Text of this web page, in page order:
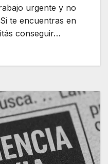
urgente y no
te encuentras en
conseguir…